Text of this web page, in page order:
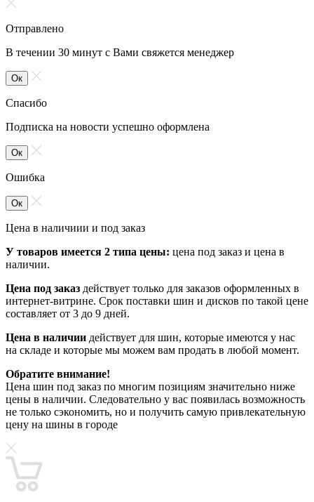
Отправлено
В течении 30 минут с Вами свяжется менеджер
Ок
Спасибо
Подписка на новости успешно оформлена
Ок
Ошибка
Ок
Цена в наличиии и под заказ
У товаров имеется 2 типа цены: цена под заказ и цена в
наличии.
Цена под заказ действует только для заказов оформленных в
интернет-витрине. Срок поставки шин и дисков по такой цене
составляет от 3 до 9 дней.
Цена в наличии действует для шин, которые имеются у нас
на складе и которые мы можем вам продать в любой момент.
Обратите внимание!
Цена шин под заказ по многим позициям значительно ниже
цены в наличии. Следовательно у вас появилась возможность
не только сэкономить, но и получить самую привлекательную
цену на шины в городе